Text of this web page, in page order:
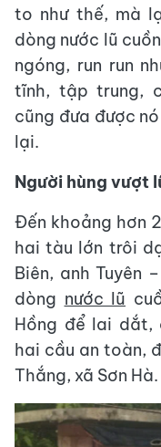
to như thế, mà
dòng nước lũ
ngóng, run run
tĩnh, tập trung,
cũng đưa được
lại.
Người hùng vượt
Đến khoảng hơn
hai tàu lớn trôi
Biên, anh Tuyên
dòng nước lũ
Hồng để lai dắt,
hai cầu an toàn,
Thắng, xã Sơn Hà.